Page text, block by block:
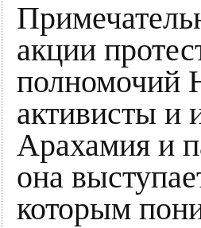
акции
полномочий
активисты и
Арахамия и
она
которым